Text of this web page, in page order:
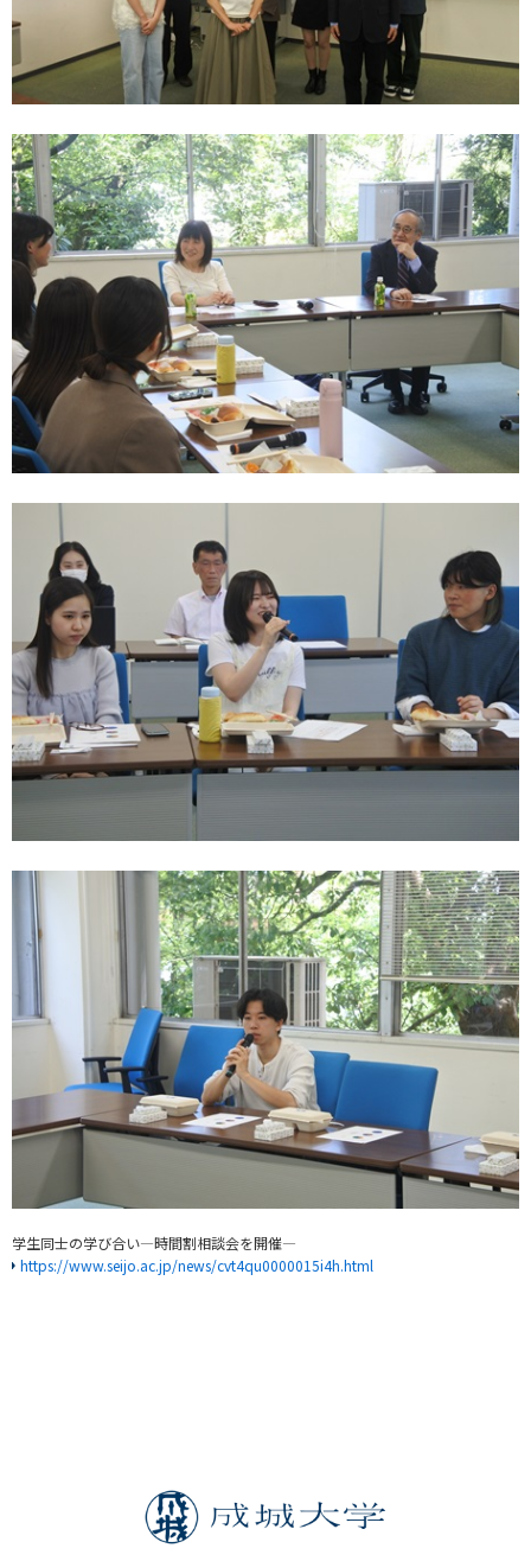
学生同士の学び合い—時間割相談会を開催—
https://www.seijo.ac.jp/news/cvt4qu0000015i4h.html